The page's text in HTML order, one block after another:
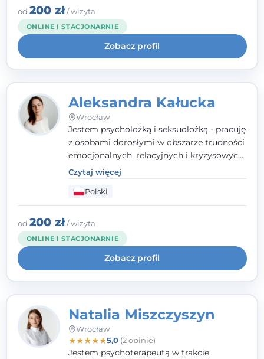
humanistycznym, opartym na
partnerstwie i podmiotowości klienta.
od 200 zł/ wizyta
ONLINE I STACJONARNIE
Zobacz profil
Aleksandra Kałucka
Wrocław
Jestem psycholożką i seksuolożką - pracuję
z osobami dorosłymi w obszarze trudności
emocjonalnych, relacyjnych i kryzysowych,
w tym z osobami po doświadczeniach
przemocy. Ukończyłam psychologię
kliniczną oraz studia podyplomowe z
interwencji kryzysowej i seksuologii
klinicznej na SWPS we Wrocławiu. W pracy
kieruję się empatią, etyką zawodową i
uważnością na potrzeby klienta.
Czytaj więcej
Polski
od 200 zł/ wizyta
ONLINE I STACJONARNIE
Zobacz profil
Natalia Miszczyszyn
Wrocław
★★★★★5,0(2 opinie)
Jestem psychoterapeutą w trakcie